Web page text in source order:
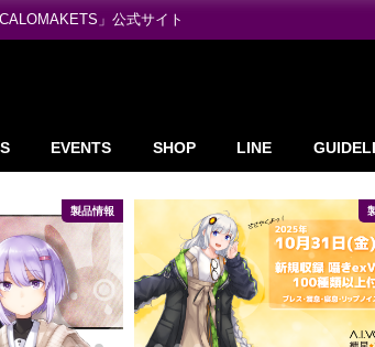
」公式サイト
EVENTS SHOP LINE
製品情報